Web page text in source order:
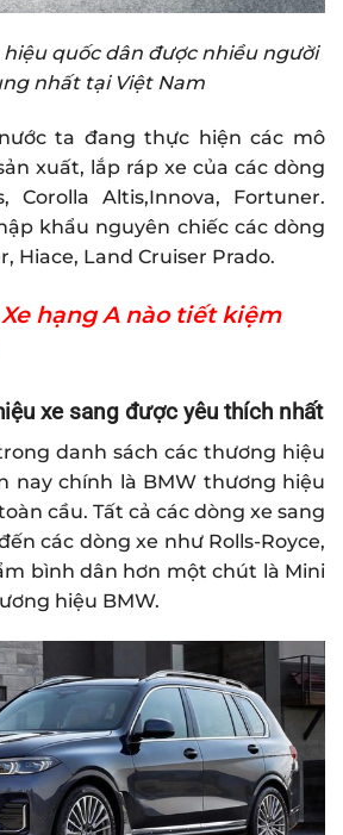
quốc dân được nhiều người
nhất tại Việt Nam
ta đang thực hiện các mô
xuất, lắp ráp xe của các dòng
Corolla Altis,Innova, Fortuner.
khẩu nguyên chiếc các dòng
Hiace, Land Cruiser Prado.
Xe hạng A nào tiết kiệm
xe sang được yêu thích nhất
danh sách các thương hiệu
nay chính là BMW thương hiệu
cầu. Tất cả các dòng xe sang
các dòng xe như Rolls-Royce,
bình dân hơn một chút là Mini
hiệu BMW.